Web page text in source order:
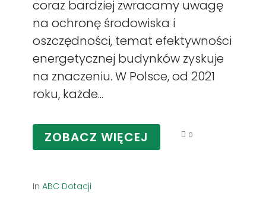
coraz bardziej zwracamy uwagę
na ochronę środowiska i
oszczędności, temat efektywności
energetycznej budynków zyskuje
na znaczeniu. W Polsce, od 2021
roku, każde...
ZOBACZ WIĘCEJ 0
In ABC Dotacji